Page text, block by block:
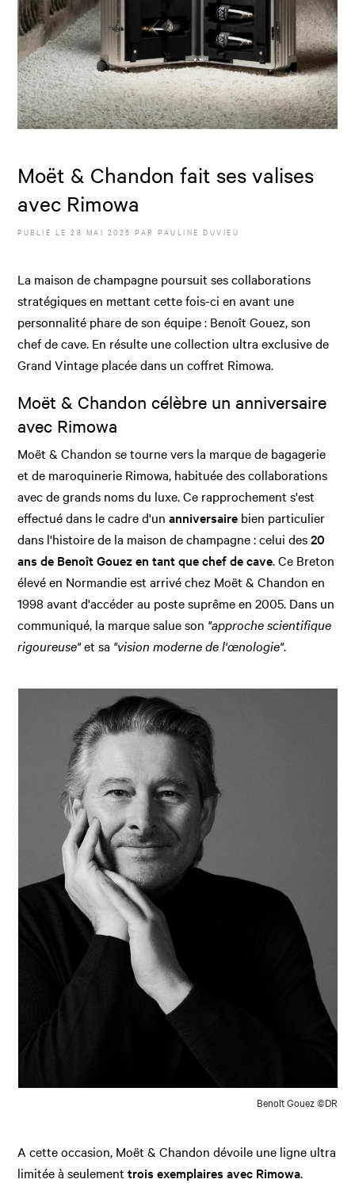
Moët & Chandon fait ses valises
avec Rimowa
PUBLIÉ LE28 MAI 2025 PARPAULINE DUVIEU
La maison de champagne poursuit ses collaborations
stratégiques en mettant cette fois-ci en avant une
personnalité phare de son équipe : Benoît Gouez, son
chef de cave. En résulte une collection ultra exclusive de
Grand Vintage placée dans un coffret Rimowa.
Moët & Chandon célèbre un anniversaire
avec Rimowa
Moët & Chandon se tourne vers la marque de bagagerie
et de maroquinerie Rimowa, habituée des collaborations
avec de grands noms du luxe. Ce rapprochement s'est
effectué dans le cadre d'unanniversaire bien particulier
dans l'histoire de la maison de champagne : celui des20
ans de Benoît Gouez en tant que chef de cave. Ce Breton
élevé en Normandie est arrivé chez Moët & Chandon en
1998 avant d'accéder au poste suprême en 2005. Dans un
communiqué, la marque salue son "approche scientifique
rigoureuse"et sa "vision moderne de l'œnologie".
Benoît Gouez ©DR
A cette occasion, Moët & Chandon dévoile une ligne ultra
limitée à seulement trois exemplaires avec Rimowa.